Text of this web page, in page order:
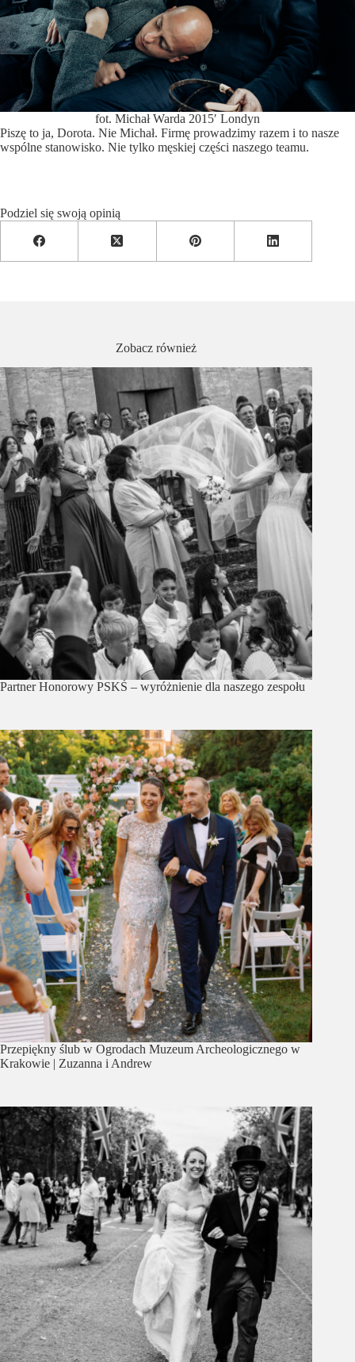
fot. Michał Warda 2015′ Londyn
Piszę to ja, Dorota. Nie Michał. Firmę prowadzimy razem i to nasze
wspólne stanowisko. Nie tylko męskiej części naszego teamu.
Podziel się swoją opinią
Zobacz również
Partner Honorowy PSKŚ – wyróżnienie dla naszego zespołu
Przepiękny ślub w Ogrodach Muzeum Archeologicznego w
Krakowie | Zuzanna i Andrew